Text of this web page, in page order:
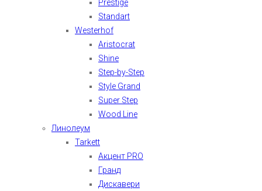
Prestige
Standart
Westerhof
Aristocrat
Shine
Step-by-Step
Style Grand
Super Step
Wood Line
Линолеум
Tarkett
Акцент PRO
Гранд
Дискавери